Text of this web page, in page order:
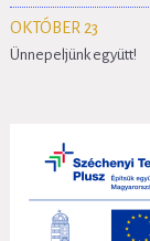
OKTÓBER 23
Ünnepeljünk együtt!